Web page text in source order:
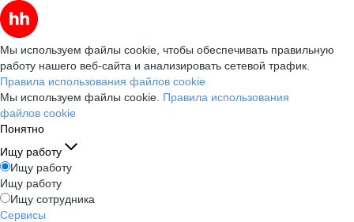
Мы используем файлы cookie, чтобы обеспечивать правильную
работу нашего веб-сайта и анализировать сетевой трафик.
Правила использования файлов cookie
Мы используем файлы cookie. Правила использования
файлов cookie
Понятно
Ищу работу
Ищу работу
Ищу работу
Ищу сотрудника
Сервисы